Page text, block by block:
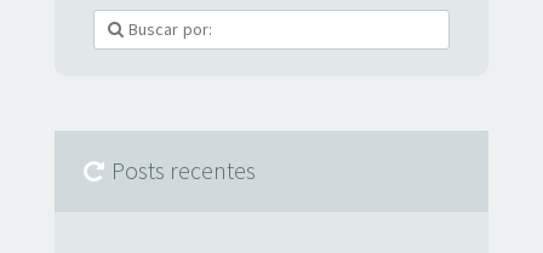
Posts recentes